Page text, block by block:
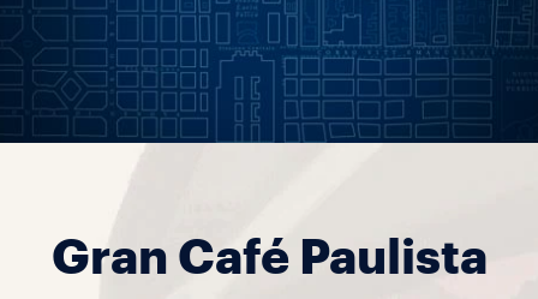
Gran Café Paulista